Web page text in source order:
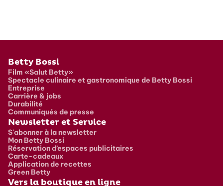
Pied de page
Betty Bossi
Film «Salut Betty»
Spectacle culinaire et gastronomique de Betty Bossi
Entreprise
Carrière & jobs
Durabilité
Communiqués de presse
Newsletter et Service
S'abonner à la newsletter
Mon Betty Bossi
Réservation d’espaces publicitaires
Carte-cadeaux
Application de recettes
Green Betty
Vers la boutique en ligne